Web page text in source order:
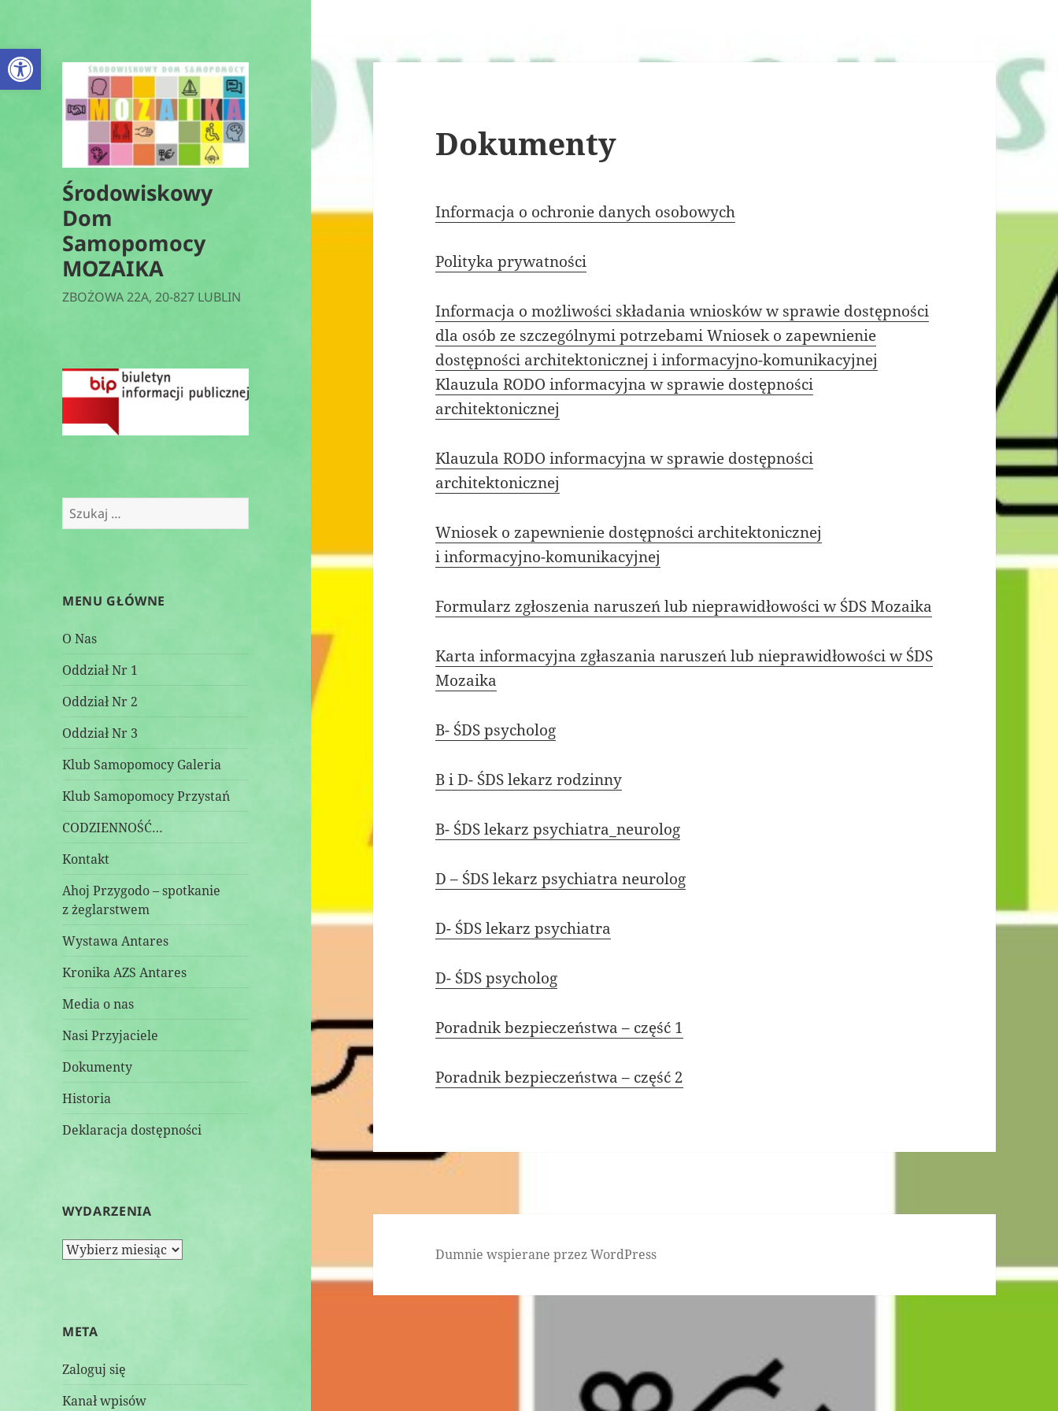
Otwórz pasek narzędzi
Środowiskowy
Dom
Samopomocy
MOZAIKA
ZBOŻOWA 22A, 20-827 LUBLIN
z
j
MENU GŁÓWNE
O Nas
Oddział Nr 1
Oddział Nr 2
Oddział Nr 3
Klub Samopomocy Galeria
Klub Samopomocy Przystań
CODZIENNOŚĆ…
Kontakt
Ahoj Przygodo – spotkanie
z żeglarstwem
Wystawa Antares
Kronika AZS Antares
Media o nas
Nasi Przyjaciele
Dokumenty
Historia
Deklaracja dostępności
WYDARZENIA
W
R
E
I
META
Zaloguj się
Kanał wpisów
Dokumenty
Informacja o ochronie danych osobowych
Polityka prywatności
Informacja o możliwości składania wniosków w sprawie dostępności
dla osób ze szczególnymi potrzebami Wniosek o zapewnienie
dostępności architektonicznej i informacyjno-komunikacyjnej
Klauzula RODO informacyjna w sprawie dostępności
architektonicznej
Klauzula RODO informacyjna w sprawie dostępności
architektonicznej
Wniosek o zapewnienie dostępności architektonicznej
i informacyjno-komunikacyjnej
Formularz zgłoszenia naruszeń lub nieprawidłowości w ŚDS Mozaika
Karta informacyjna zgłaszania naruszeń lub nieprawidłowości w ŚDS
Mozaika
B- ŚDS psycholog
B i D- ŚDS lekarz rodzinny
B- ŚDS lekarz psychiatra_neurolog
D – ŚDS lekarz psychiatra neurolog
D- ŚDS lekarz psychiatra
D- ŚDS psycholog
Poradnik bezpieczeństwa – część 1
Poradnik bezpieczeństwa – część 2
Dumnie wspierane przez WordPress